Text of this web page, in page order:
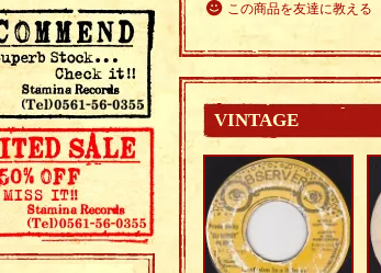
この商品を友達に教える
VINTAGE